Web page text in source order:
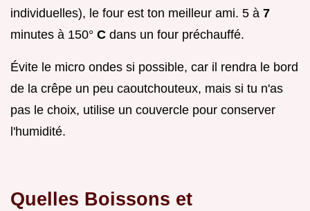
individuelles), le four est ton meilleur ami. 5 à 7
minutes à 150° C dans un four préchauffé.
Évite le micro ondes si possible, car il rendra le bord
de la crêpe un peu caoutchouteux, mais si tu n'as
pas le choix, utilise un couvercle pour conserver
l'humidité.
Quelles Boissons et